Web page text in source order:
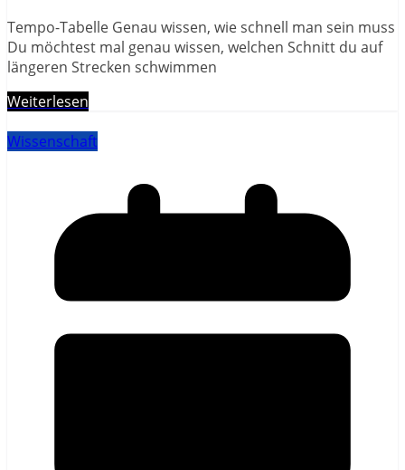
Tempo-Tabelle Genau wissen, wie schnell man sein muss
Du möchtest mal genau wissen, welchen Schnitt du auf
längeren Strecken schwimmen
Weiterlesen
Wissenschaft